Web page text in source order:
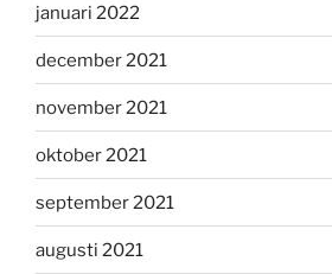
januari 2022
december 2021
november 2021
oktober 2021
september 2021
augusti 2021